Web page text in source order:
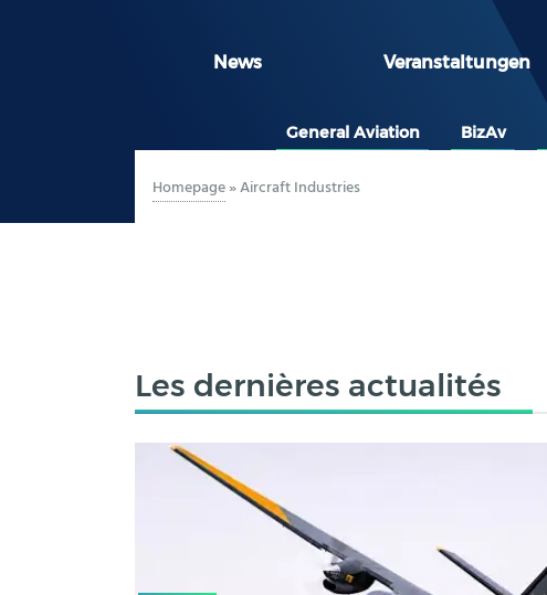
News Veranstaltungen
General Aviation BizAv
Homepage»Aircraft Industries
Les dernières actualités